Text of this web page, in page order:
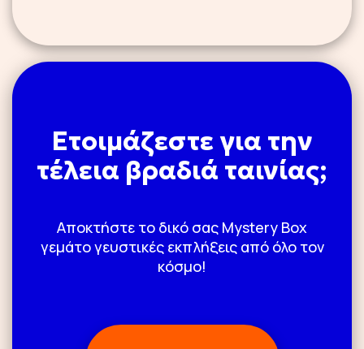
CARD 100 €
Ετοιμάζεστε για την
τέλεια βραδιά ταινίας;
Αποκτήστε το δικό σας Mystery Box
γεμάτο γευστικές εκπλήξεις από όλο τον
κόσμο!